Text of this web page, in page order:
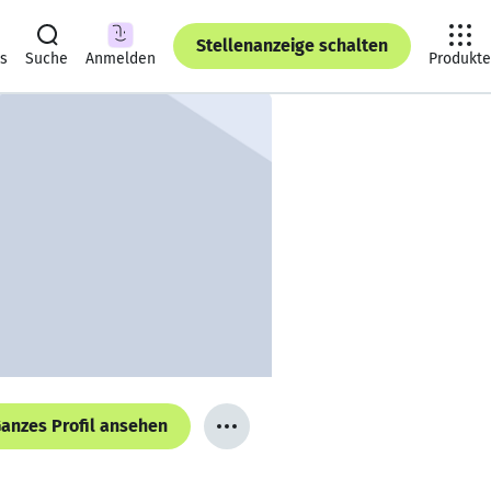
Suche Anmelden
Stellenanzeige schalten
Produkte
Profil ansehen